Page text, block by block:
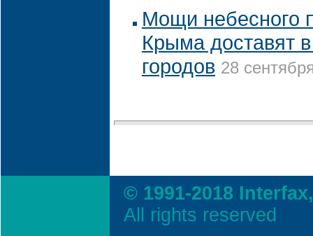
Мощи небесного
Крыма доставят
городов 28
© 1991-2018
All rights reserved